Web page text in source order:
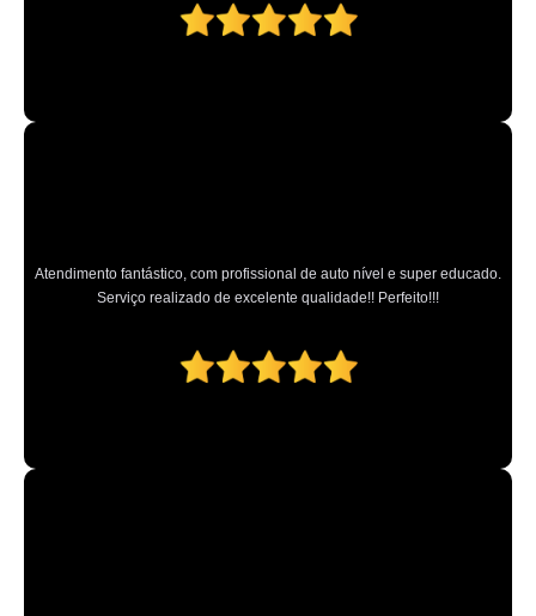
martelinho de ouro oficina contato Chora Menino
martelinho de ouro funilaria e pintura contato Jardim Peri
encontrar martelinho de ouro funilaria e pintura Francisco Morato
encontrar martelinho de ouro próximo a mim Guararema
martelinho ouro telefone Vila Maria Alta
Atendimento fantástico, com profissional de auto nível e super educado.
Serviço realizado de excelente qualidade!! Perfeito!!!